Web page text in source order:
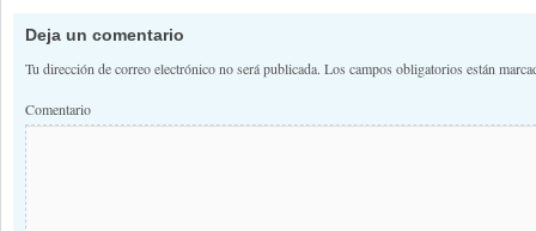
Deja un comentario
Tu dirección de correo electrónico no será publicada. Los campos obligatorios están
Comentario